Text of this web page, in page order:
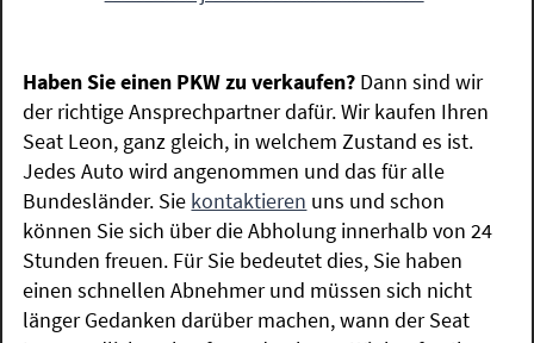
Haben Sie einen PKW zu verkaufen? Dann sind wir
der richtige Ansprechpartner dafür. Wir kaufen Ihren
Seat Leon, ganz gleich, in welchem Zustand es ist.
Jedes Auto wird angenommen und das für alle
Bundesländer. Sie kontaktieren uns und schon
können Sie sich über die Abholung innerhalb von 24
Stunden freuen. Für Sie bedeutet dies, Sie haben
einen schnellen Abnehmer und müssen sich nicht
länger Gedanken darüber machen, wann der Seat